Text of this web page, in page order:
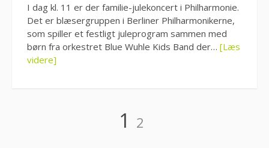
I dag kl. 11 er der familie-julekoncert i Philharmonie.
Det er blæsergruppen i Berliner Philharmonikerne,
som spiller et festligt juleprogram sammen med
børn fra orkestret Blue Wuhle Kids Band der… [Læs
videre]
Indlægsinddeling
Side
1 Side
2